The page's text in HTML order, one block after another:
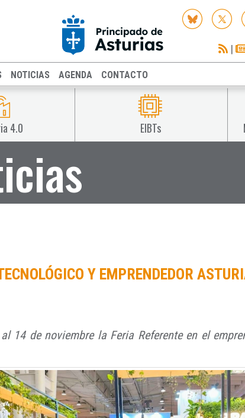
|
NOTICIAS AGENDA CONTACTO
4.0 EIBTs
Y EMPRENDEDOR
14 de noviembre la Feria Referente en el